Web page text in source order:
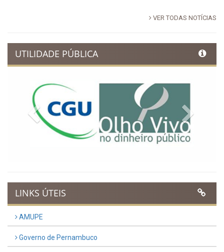
VER TODAS NOTÍCIAS
UTILIDADE PÚBLICA
Previous
LINKS ÚTEIS
AMUPE
Governo de Pernambuco